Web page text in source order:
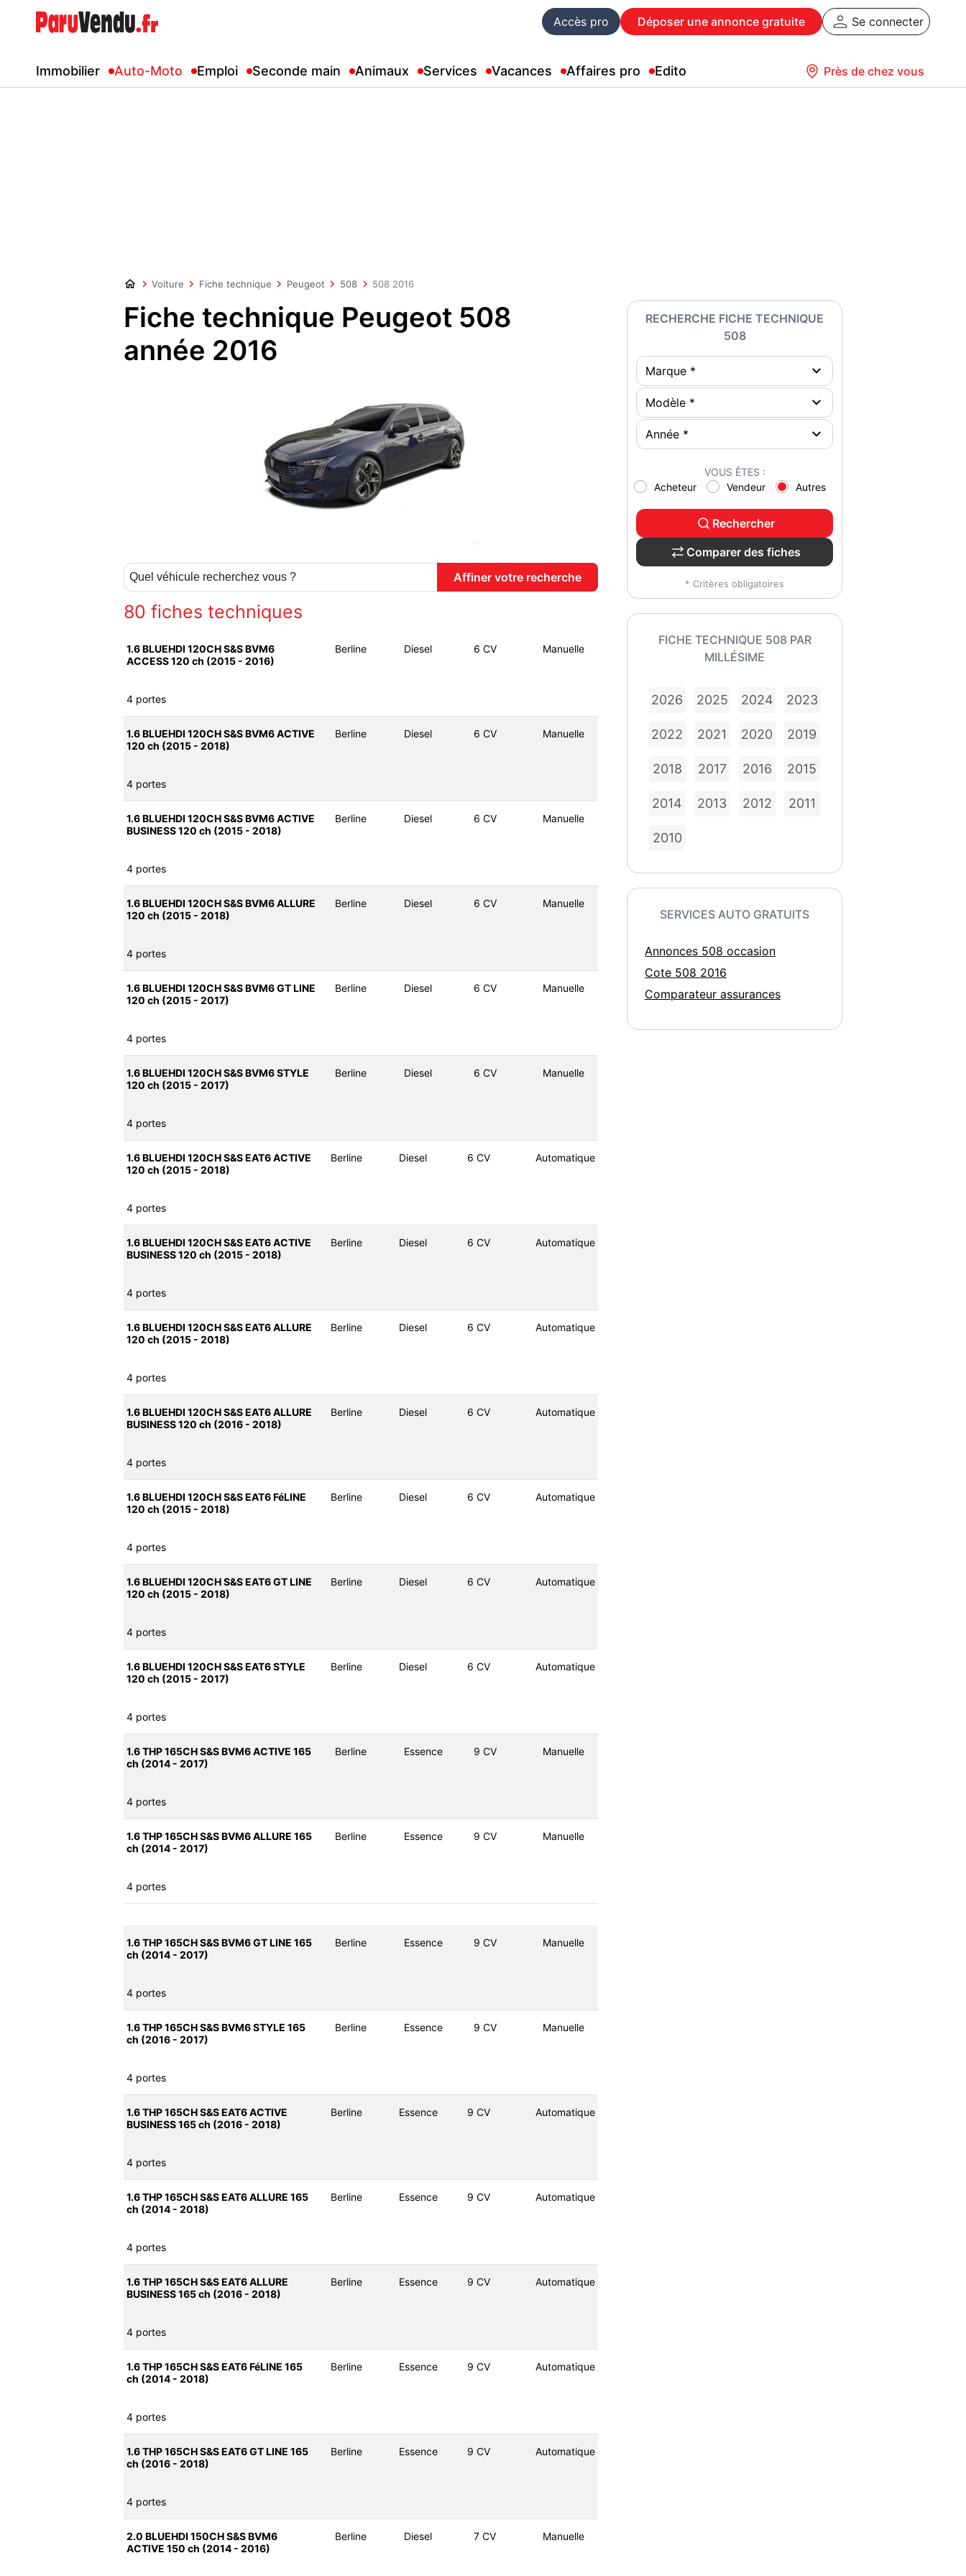
Accès pro Déposer une annonce gratuite Se connecter
Immobilier Auto-Moto Emploi Seconde main Animaux Services Vacances Affaires pro Edito Près de chez vous
Voiture Fiche technique Peugeot 508 508 2016
Fiche technique Peugeot 508
année 2016
80 fiches techniques
1.6 BLUEHDI 120CH S&S BVM6
ACCESS 120 ch (2015 - 2016)
Berline Diesel 6 CV Manuelle
4 portes
1.6 BLUEHDI 120CH S&S BVM6 ACTIVE
120 ch (2015 - 2018)
Berline Diesel 6 CV Manuelle
4 portes
1.6 BLUEHDI 120CH S&S BVM6 ACTIVE
BUSINESS 120 ch (2015 - 2018)
Berline Diesel 6 CV Manuelle
4 portes
1.6 BLUEHDI 120CH S&S BVM6 ALLURE
120 ch (2015 - 2018)
Berline Diesel 6 CV Manuelle
4 portes
1.6 BLUEHDI 120CH S&S BVM6 GT LINE
120 ch (2015 - 2017)
Berline Diesel 6 CV Manuelle
4 portes
1.6 BLUEHDI 120CH S&S BVM6 STYLE
120 ch (2015 - 2017)
Berline Diesel 6 CV Manuelle
4 portes
1.6 BLUEHDI 120CH S&S EAT6 ACTIVE
120 ch (2015 - 2018)
Berline Diesel 6 CV Automatique
4 portes
1.6 BLUEHDI 120CH S&S EAT6 ACTIVE
BUSINESS 120 ch (2015 - 2018)
Berline Diesel 6 CV Automatique
4 portes
1.6 BLUEHDI 120CH S&S EAT6 ALLURE
120 ch (2015 - 2018)
Berline Diesel 6 CV Automatique
4 portes
1.6 BLUEHDI 120CH S&S EAT6 ALLURE
BUSINESS 120 ch (2016 - 2018)
Berline Diesel 6 CV Automatique
4 portes
1.6 BLUEHDI 120CH S&S EAT6 FéLINE
120 ch (2015 - 2018)
Berline Diesel 6 CV Automatique
4 portes
1.6 BLUEHDI 120CH S&S EAT6 GT LINE
120 ch (2015 - 2018)
Berline Diesel 6 CV Automatique
4 portes
1.6 BLUEHDI 120CH S&S EAT6 STYLE
120 ch (2015 - 2017)
Berline Diesel 6 CV Automatique
4 portes
1.6 THP 165CH S&S BVM6 ACTIVE 165
ch (2014 - 2017)
Berline Essence 9 CV Manuelle
4 portes
1.6 THP 165CH S&S BVM6 ALLURE 165
ch (2014 - 2017)
Berline Essence 9 CV Manuelle
4 portes
1.6 THP 165CH S&S BVM6 GT LINE 165
ch (2014 - 2017)
Berline Essence 9 CV Manuelle
4 portes
1.6 THP 165CH S&S BVM6 STYLE 165
ch (2016 - 2017)
Berline Essence 9 CV Manuelle
4 portes
1.6 THP 165CH S&S EAT6 ACTIVE
BUSINESS 165 ch (2016 - 2018)
Berline Essence 9 CV Automatique
4 portes
1.6 THP 165CH S&S EAT6 ALLURE 165
ch (2014 - 2018)
Berline Essence 9 CV Automatique
4 portes
1.6 THP 165CH S&S EAT6 ALLURE
BUSINESS 165 ch (2016 - 2018)
Berline Essence 9 CV Automatique
4 portes
1.6 THP 165CH S&S EAT6 FéLINE 165
ch (2014 - 2018)
Berline Essence 9 CV Automatique
4 portes
1.6 THP 165CH S&S EAT6 GT LINE 165
ch (2016 - 2018)
Berline Essence 9 CV Automatique
4 portes
2.0 BLUEHDI 150CH S&S BVM6
ACTIVE 150 ch (2014 - 2016)
Berline Diesel 7 CV Manuelle
RECHERCHE FICHE TECHNIQUE
508
VOUS ÊTES :
Acheteur
Vendeur Autres
Rechercher
Comparer des fiches
* Critères obligatoires
FICHE TECHNIQUE 508 PAR
MILLÉSIME
2026 2025 2024 2023
2022 2021 2020 2019
2018 2017 2016 2015
2014 2013 2012 2011
2010
SERVICES AUTO GRATUITS
Annonces 508 occasion
Cote 508 2016
Comparateur assurances